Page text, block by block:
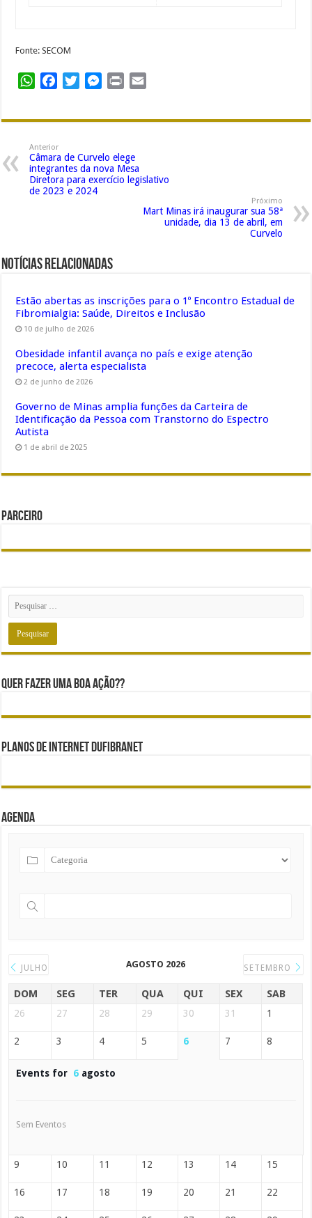
Fonte: SECOM
WhatsAppFacebookTwitterMessenger
Print
Anterior
Câmara de Curvelo elege
integrantes da nova Mesa
Diretora para exercício legislativo
de 2023 e 2024
Próximo
Mart Minas irá inaugurar sua 58ª
unidade, dia 13 de abril, em
Curvelo
Notícias Relacionadas
Estão abertas as inscrições para o 1º Encontro Estadual de
Fibromialgia: Saúde, Direitos e Inclusão
10 de julho de 2026
Obesidade infantil avança no país e exige atenção
precoce, alerta especialista
2 de junho de 2026
Governo de Minas amplia funções da Carteira de
Identificação da Pessoa com Transtorno do Espectro
Autista
1 de abril de 2025
Parceiro
Quer fazer uma boa ação??
Planos de internet DUFIBRANET
Agenda
JULHO AGOSTO 2026 SETEMBRO
DOM SEG TER QUA QUI SEX SAB
26 27 28 29 30 31 1
2 3 4 5 6 7 8
Events for 6 agosto
Sem Eventos
9 10 11 12 13 14 15
16 17 18 19 20 21 22